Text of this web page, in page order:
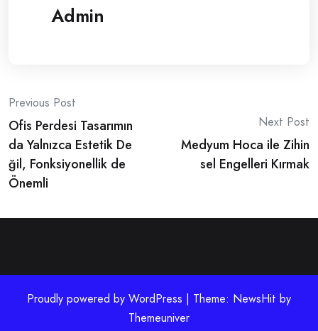
Admin
Post
navigation
Previous Post
Ofis Perdesi Tasarımın
da Yalnızca Estetik De
ğil, Fonksiyonellik de
Önemli
Next Post
Medyum Hoca ile Zihin
sel Engelleri Kırmak
Proudly powered by WordPress | Theme: NewsHit by
Themeuniver